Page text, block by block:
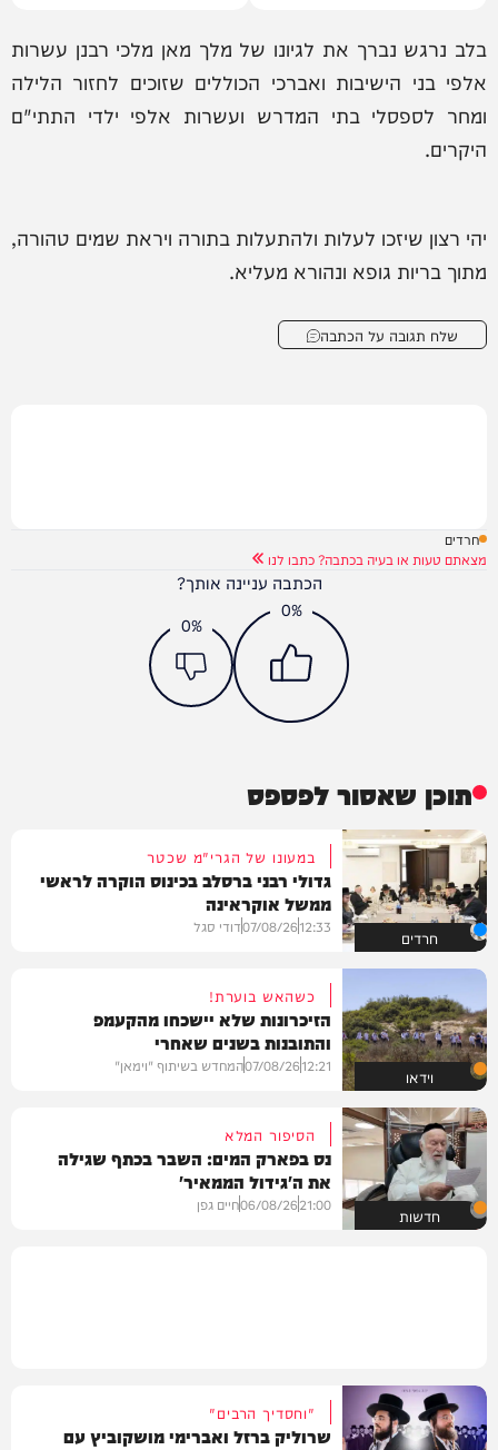
בלב נרגש נברך את לגיונו של מלך מאן מלכי רבנן עשרות
אלפי בני הישיבות ואברכי הכוללים שזוכים לחזור הלילה
ומחר לספסלי בתי המדרש ועשרות אלפי ילדי התתי"ם
היקרים.
יהי רצון שיזכו לעלות ולהתעלות בתורה ויראת שמים טהורה,
מתוך בריות גופא ונהורא מעליא.
שלח תגובה על הכתבה
חרדים
מצאתם טעות או בעיה בכתבה? כתבו לנו
הכתבה עניינה אותך?
0%
0%
תוכן שאסור לפספס
חרדים
במעונו של הגרי"מ שכטר
גדולי רבני ברסלב בכינוס הוקרה לראשי
ממשל אוקראינה
12:33
07/08/26דודי סגל
וידאו
כשהאש בוערת!
הזיכרונות שלא יישכחו מהקעמפ
והתובנות בשנים שאחרי
12:21
07/08/26המחדש בשיתוף "וימאן"
חדשות
הסיפור המלא
נס בפארק המים: השבר בכתף שגילה
את ה'גידול הממאיר'
21:00
06/08/26חיים גפן
"וחסדיך הרבים"
שרוליק ברזל ואברימי מושקוביץ עם